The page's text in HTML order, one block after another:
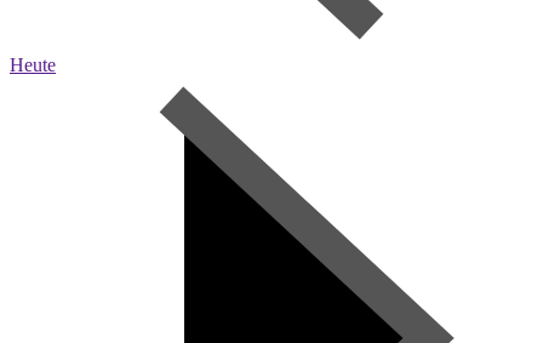
Heute